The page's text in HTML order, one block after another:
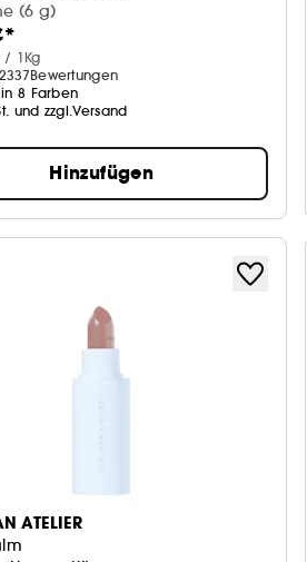
(6 g)
/ 1Kg
2337Bewertungen
8 Farben
und zzgl.Versand
Hinzufügen
ATELIER